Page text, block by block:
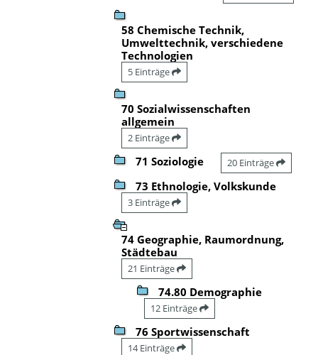
58 Chemische Technik,
Umwelttechnik, verschiedene
Technologien
5 Einträge
70 Sozialwissenschaften
allgemein
2 Einträge
71 Soziologie 20 Einträge
73 Ethnologie, Volkskunde
3 Einträge
74 Geographie, Raumordnung,
Städtebau
21 Einträge
74.80 Demographie
12 Einträge
76 Sportwissenschaft
14 Einträge